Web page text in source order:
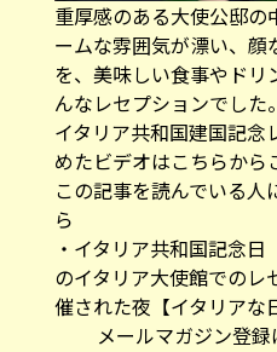
重厚感のある大使公邸
ームな雰囲気が漂い、
を、美味しい食事やド
んなレセプションでした。
イタリア共和国建国記
めたビデオはこちらから
この記事を読んでいる人
ら
・ イタリア共和国記念日
のイタリア大使館でのレ
催された夜【イタリアな
メールマガジン登